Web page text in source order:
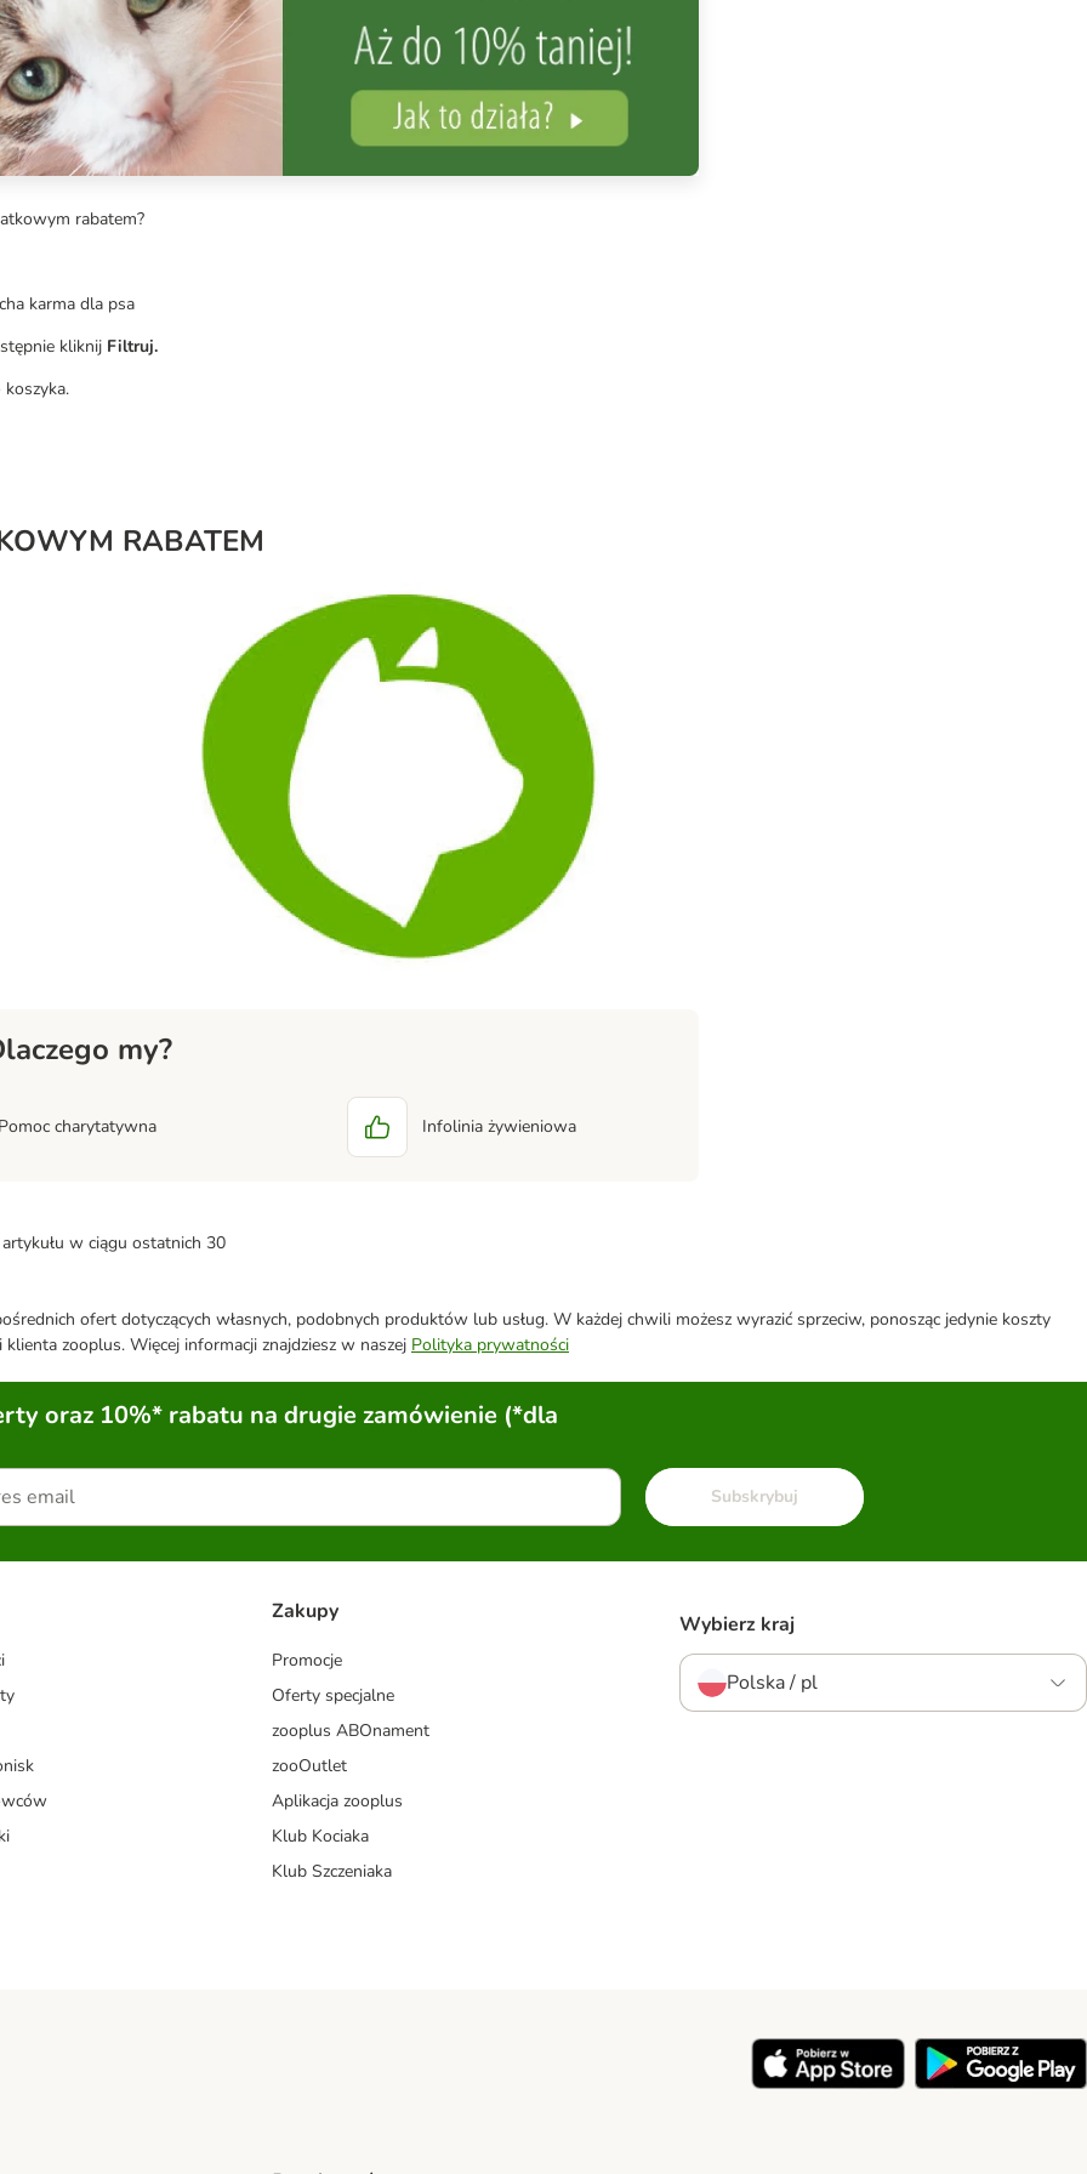
rabatem?
karma dla psa
kliknij Filtruj.
RABATEM
my?
charytatywna Infolinia żywieniowa
w ciągu ostatnich 30
ofert dotyczących własnych, podobnych produktów lub usług. W każdej chwili możesz wyrazić sprzeciw, ponosząc jedynie koszty
zooplus. Więcej informacji znajdziesz w naszej Polityka prywatności
oraz 10%* rabatu na drugie zamówienie (*dla
Subskrybuj
Zakupy
Promocje
Oferty specjalne
zooplus ABOnament
zooOutlet
Aplikacja zooplus
Klub Kociaka
Klub Szczeniaka
Wybierz kraj
Polska / pl